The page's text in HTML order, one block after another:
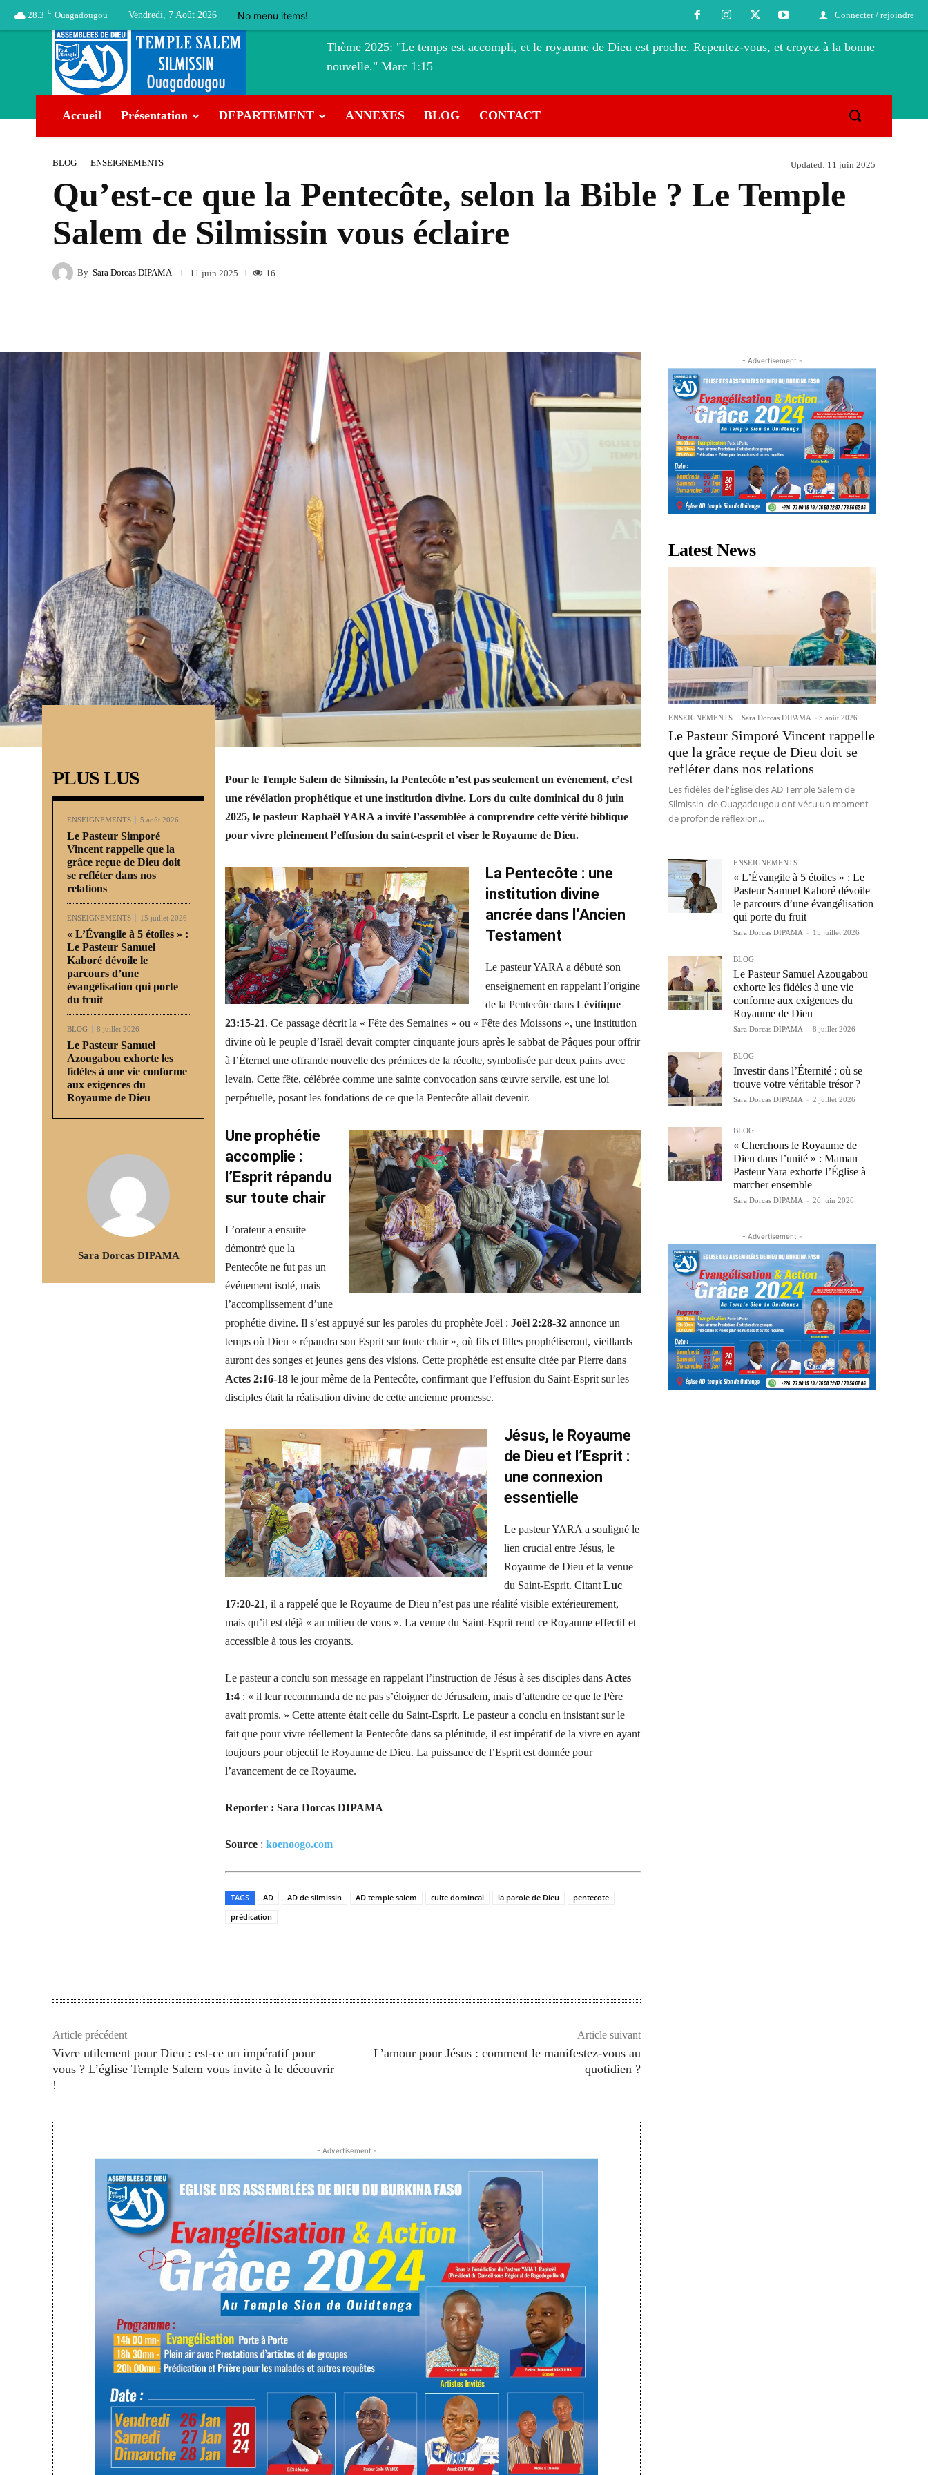
28.3 C Ouagadougou Vendredi, 7 Août 2026 No menu items! Connecter / rejoindre
Thème 2025: "Le temps est accompli, et le royaume de Dieu est proche. Repentez-vous, et croyez à la bonne
nouvelle." ‭‭Marc‬ ‭1‬:‭15
Accueil Présentation DEPARTEMENT ANNEXES BLOG CONTACT
BLOG ENSEIGNEMENTS Updated: 11 juin 2025
Qu’est-ce que la Pentecôte, selon la Bible ? Le Temple
Salem de Silmissin vous éclaire
By Sara Dorcas DIPAMA 11 juin 2025 16
PLUS LUS
ENSEIGNEMENTS 5 août 2026
Le Pasteur Simporé
Vincent rappelle que la
grâce reçue de Dieu doit
se refléter dans nos
relations
ENSEIGNEMENTS 15 juillet 2026
« L’Évangile à 5 étoiles » :
Le Pasteur Samuel
Kaboré dévoile le
parcours d’une
évangélisation qui porte
du fruit
BLOG 8 juillet 2026
Le Pasteur Samuel
Azougabou exhorte les
fidèles à une vie conforme
aux exigences du
Royaume de Dieu
Sara Dorcas DIPAMA
Pour le Temple Salem de Silmissin, la Pentecôte n’est pas seulement un événement, c’est
une révélation prophétique et une institution divine. Lors du culte dominical du 8 juin
2025, le pasteur Raphaël YARA a invité l’assemblée à comprendre cette vérité biblique
pour vivre pleinement l’effusion du saint-esprit et viser le Royaume de Dieu.
La Pentecôte : une
institution divine
ancrée dans l’Ancien
Testament
Le pasteur YARA a débuté son
enseignement en rappelant l’origine
de la Pentecôte dans Lévitique
23:15-21. Ce passage décrit la « Fête des Semaines » ou « Fête des Moissons », une institution
divine où le peuple d’Israël devait compter cinquante jours après le sabbat de Pâques pour offrir
à l’Éternel une offrande nouvelle des prémices de la récolte, symbolisée par deux pains avec
levain. Cette fête, célébrée comme une sainte convocation sans œuvre servile, est une loi
perpétuelle, posant les fondations de ce que la Pentecôte allait devenir.
Une prophétie
accomplie :
l’Esprit répandu
sur toute chair
L’orateur a ensuite
démontré que la
Pentecôte ne fut pas un
événement isolé, mais
l’accomplissement d’une
prophétie divine. Il s’est appuyé sur les paroles du prophète Joël : Joël 2:28-32 annonce un
temps où Dieu « répandra son Esprit sur toute chair », où fils et filles prophétiseront, vieillards
auront des songes et jeunes gens des visions. Cette prophétie est ensuite citée par Pierre dans
Actes 2:16-18 le jour même de la Pentecôte, confirmant que l’effusion du Saint-Esprit sur les
disciples était la réalisation divine de cette ancienne promesse.
Jésus, le Royaume
de Dieu et l’Esprit :
une connexion
essentielle
Le pasteur YARA a souligné le
lien crucial entre Jésus, le
Royaume de Dieu et la venue
du Saint-Esprit. Citant Luc
17:20-21, il a rappelé que le Royaume de Dieu n’est pas une réalité visible extérieurement,
mais qu’il est déjà « au milieu de vous ». La venue du Saint-Esprit rend ce Royaume effectif et
accessible à tous les croyants.
Le pasteur a conclu son message en rappelant l’instruction de Jésus à ses disciples dans Actes
1:4 : « il leur recommanda de ne pas s’éloigner de Jérusalem, mais d’attendre ce que le Père
avait promis. » Cette attente était celle du Saint-Esprit. Le pasteur a conclu en insistant sur le
fait que pour vivre réellement la Pentecôte dans sa plénitude, il est impératif de la vivre en ayant
toujours pour objectif le Royaume de Dieu. La puissance de l’Esprit est donnée pour
l’avancement de ce Royaume.
Reporter : Sara Dorcas DIPAMA
Source : koenoogo.com
TAGS AD AD de silmissin AD temple salem culte domincal la parole de Dieu
pentecote
prédication
Article précédent
Vivre utilement pour Dieu : est-ce un impératif pour
vous ? L’église Temple Salem vous invite à le découvrir
!
Article suivant
L’amour pour Jésus : comment le manifestez-vous au
quotidien ?
- Advertisement -
- Advertisement -
Latest News
ENSEIGNEMENTS Sara Dorcas DIPAMA - 5 août 2026
Le Pasteur Simporé Vincent rappelle
que la grâce reçue de Dieu doit se
refléter dans nos relations
Les fidèles de l'Église des AD Temple Salem de
Silmissin de Ouagadougou ont vécu un moment
de profonde réflexion...
ENSEIGNEMENTS
« L’Évangile à 5 étoiles » : Le
Pasteur Samuel Kaboré dévoile
le parcours d’une évangélisation
qui porte du fruit
Sara Dorcas DIPAMA - 15 juillet 2026
BLOG
Le Pasteur Samuel Azougabou
exhorte les fidèles à une vie
conforme aux exigences du
Royaume de Dieu
Sara Dorcas DIPAMA - 8 juillet 2026
BLOG
Investir dans l’Éternité : où se
trouve votre véritable trésor ?
Sara Dorcas DIPAMA - 2 juillet 2026
BLOG
« Cherchons le Royaume de
Dieu dans l’unité » : Maman
Pasteur Yara exhorte l’Église à
marcher ensemble
Sara Dorcas DIPAMA - 26 juin 2026
- Advertisement -